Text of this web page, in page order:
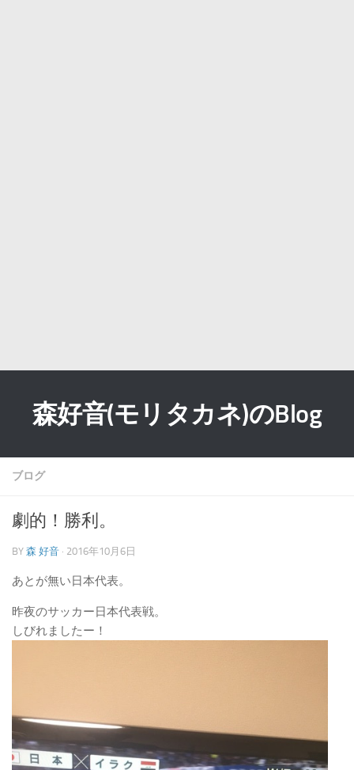
森好音(モリタカネ)のBlog
ブログ
劇的！勝利。
BY 森 好音 · 2016年10月6日
あとが無い日本代表。
昨夜のサッカー日本代表戦。
しびれましたー！